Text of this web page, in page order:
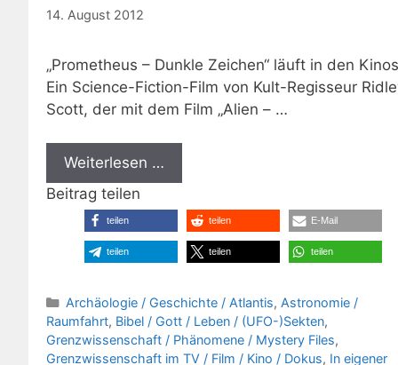
14. August 2012
„Prometheus – Dunkle Zeichen“ läuft in den
Ein Science-Fiction-Film von Kult-Regisseur
Scott, der mit dem Film „Alien – …
Weiterlesen …
Beitrag teilen
teilen teilen E-Mail
teilen teilen teilen
Kategorien
Archäologie / Geschichte / Atlantis, Astronomie /
Raumfahrt, Bibel / Gott / Leben / (UFO-)Sekten,
Grenzwissenschaft / Phänomene / Mystery Files,
Grenzwissenschaft im TV / Film / Kino / Dokus, In eigener